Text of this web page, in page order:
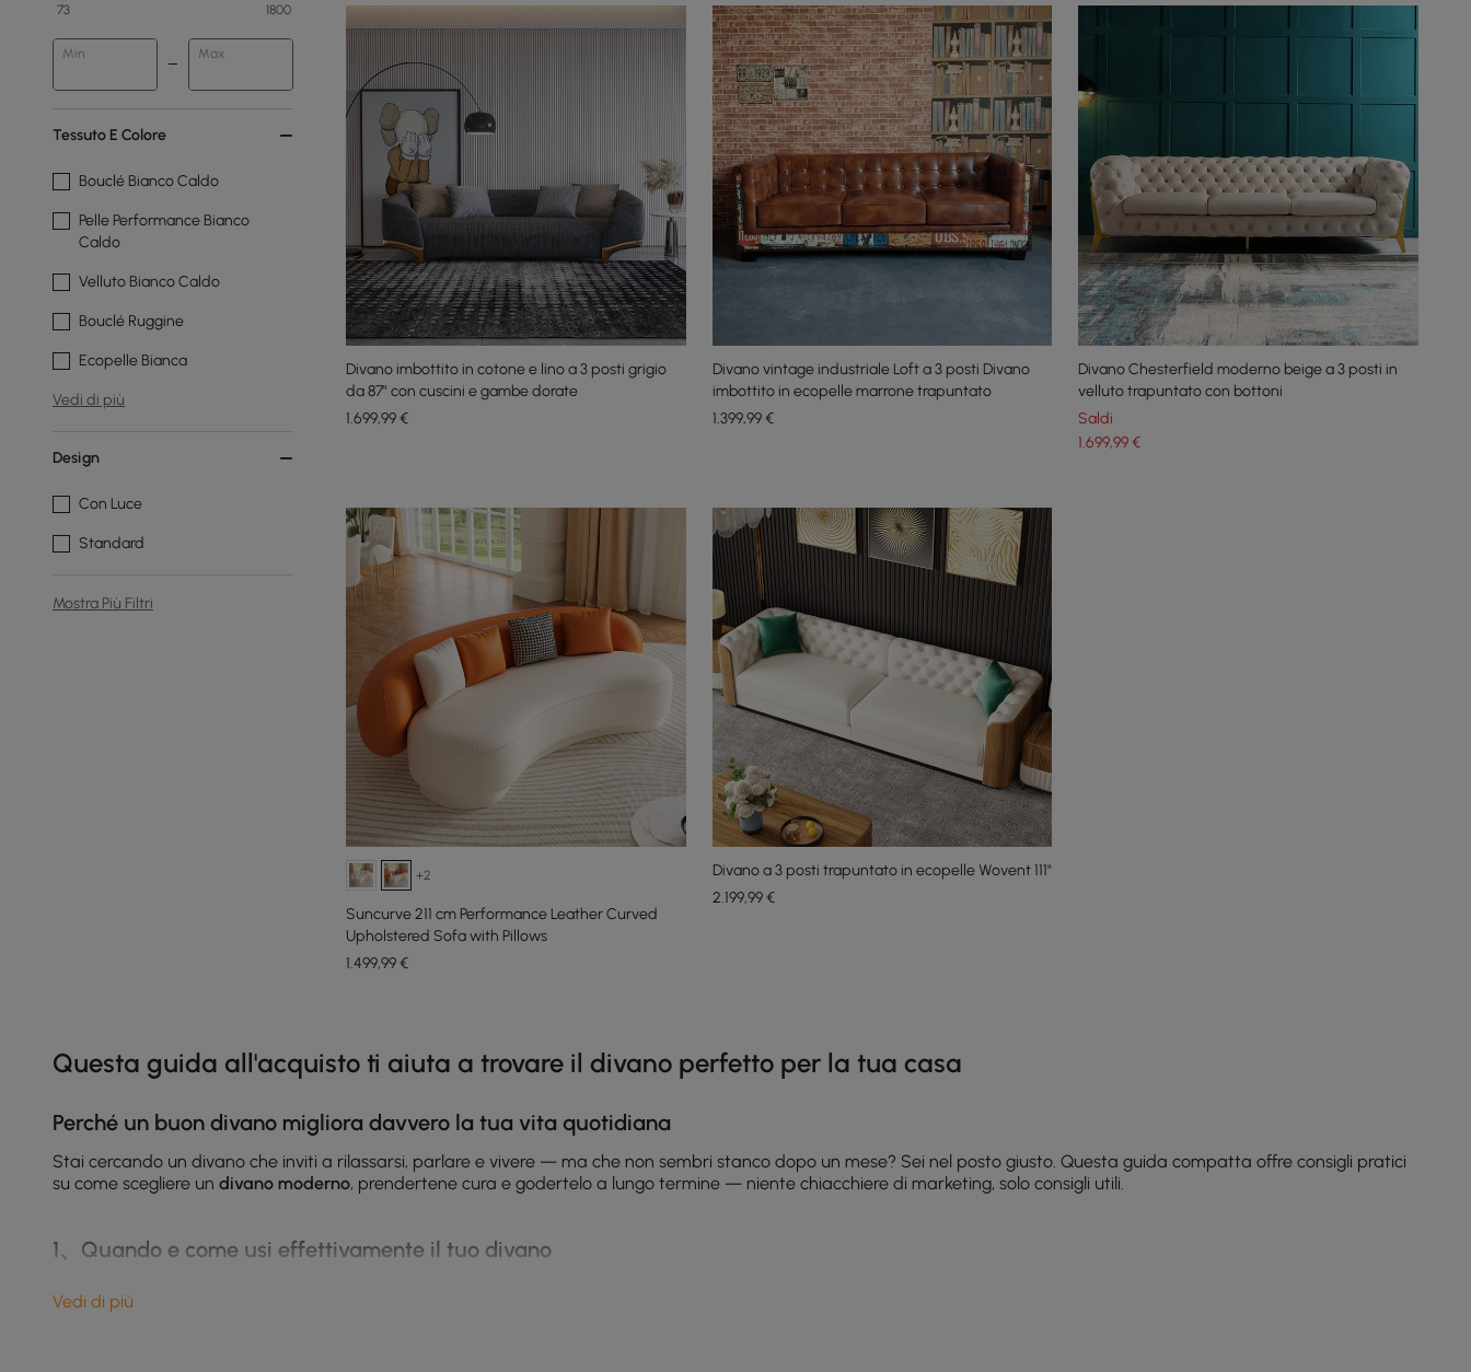
73 1800
Min Max
Tessuto E Colore
Bouclé Bianco Caldo
Pelle Performance Bianco
Caldo
Velluto Bianco Caldo
Bouclé Ruggine
Ecopelle Bianca
Vedi di più
Design
Con Luce
Standard
Mostra Più Filtri
Divano imbottito in cotone e lino a 3 posti grigio
da 87" con cuscini e gambe dorate
1.699,99€
Divano vintage industriale Loft a 3 posti Divano
imbottito in ecopelle marrone trapuntato
1.399,99€
Divano Chesterfield moderno beige a 3 posti in
velluto trapuntato con bottoni
Saldi
1.699,99€
+2
Suncurve 211 cm Performance Leather Curved
Upholstered Sofa with Pillows
1.499,99€
Divano a 3 posti trapuntato in ecopelle Wovent 111"
2.199,99€
Questa guida all'acquisto ti aiuta a trovare il divano perfetto per la tua casa
Perché un buon divano migliora davvero la tua vita quotidiana
Stai cercando un divano che inviti a rilassarsi, parlare e vivere — ma che non sembri stanco dopo un mese? Sei nel posto giusto. Questa guida compatta offre consigli pratici
su come scegliere un divano moderno, prendertene cura e godertelo a lungo termine — niente chiacchiere di marketing, solo consigli utili.
1、Quando e come usi effettivamente il tuo divano
notte? Le famiglie con bambini e animali domestici hanno bisogno di fodere rimovibili e tessuti resistenti; chi vive in città beneficia di dimensioni compatte e flessibilità
Vedi di più